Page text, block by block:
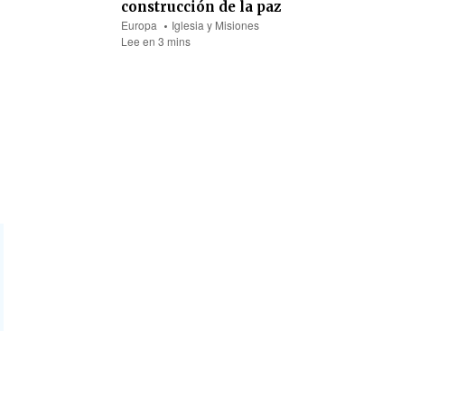
construcción de la paz
Europa
Iglesia y Misiones
Lee en 3 mins